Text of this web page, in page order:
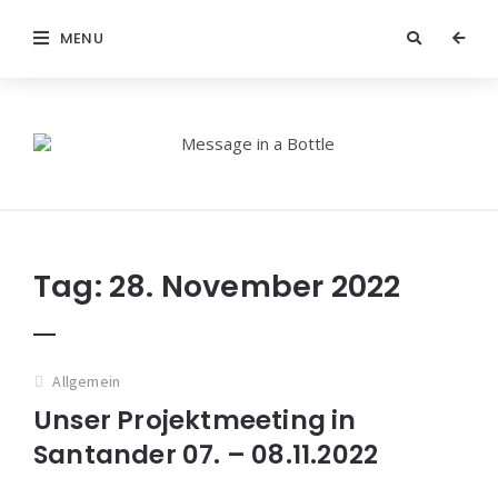
MENU
Tag: 28. November 2022
Allgemein
Unser Projektmeeting in
Santander 07. – 08.11.2022